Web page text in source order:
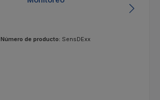
Número de producto: SensDExx